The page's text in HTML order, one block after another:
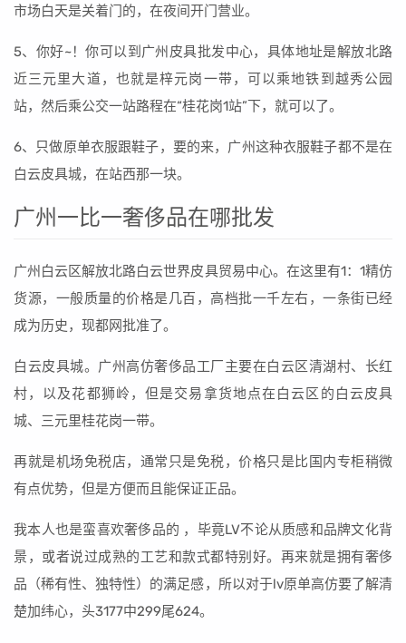
市场白天是关着门的，在夜间开门营业。
5、你好~！你可以到广州皮具批发中心，具体地址是解放北路
近三元里大道，也就是梓元岗一带，可以乘地铁到越秀公园
站，然后乘公交一站路程在“桂花岗1站”下，就可以了。
6、只做原单衣服跟鞋子，要的来，广州这种衣服鞋子都不是在
白云皮具城，在站西那一块。
广州一比一奢侈品在哪批发
广州白云区解放北路白云世界皮具贸易中心。在这里有1：1精仿
货源，一般质量的价格是几百，高档批一千左右，一条街已经
成为历史，现都网批准了。
白云皮具城。广州高仿奢侈品工厂主要在白云区清湖村、长红
村，以及花都狮岭，但是交易拿货地点在白云区的白云皮具
城、三元里桂花岗一带。
再就是机场免税店，通常只是免税，价格只是比国内专柜稍微
有点优势，但是方便而且能保证正品。
我本人也是蛮喜欢奢侈品的 ，毕竟LV不论从质感和品牌文化背
景，或者说过成熟的工艺和款式都特别好。再来就是拥有奢侈
品（稀有性、独特性）的满足感，所以对于lv原单高仿要了解清
楚加纬心，头3177中299尾624。